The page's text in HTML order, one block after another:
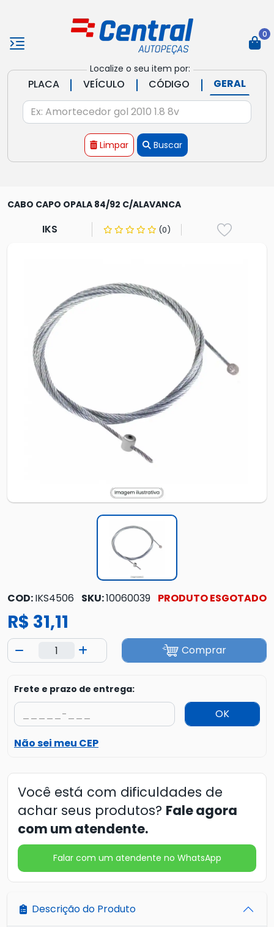
Localize o seu item por:
PLACA | VEÍCULO | CÓDIGO | GERAL
Limpar Buscar
0
CABO CAPO OPALA 84/92 C/ALAVANCA
IKS (0)
COD:IKS4506 SKU:10060039 PRODUTO ESGOTADO
R$ 31,11
Comprar
Frete e prazo de entrega:
OK
Não sei meu CEP
Você está com dificuldades de
achar seus produtos? Fale agora
com um atendente.
Falar com um atendente no WhatsApp
Descrição do Produto